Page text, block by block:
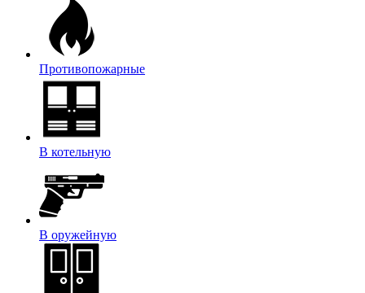
Противопожарные
В котельную
В оружейную